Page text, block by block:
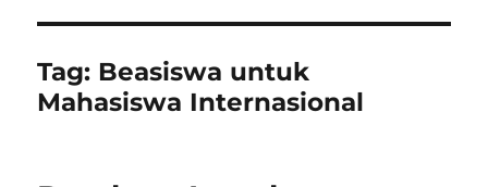
Tag: Beasiswa untuk
Mahasiswa Internasional